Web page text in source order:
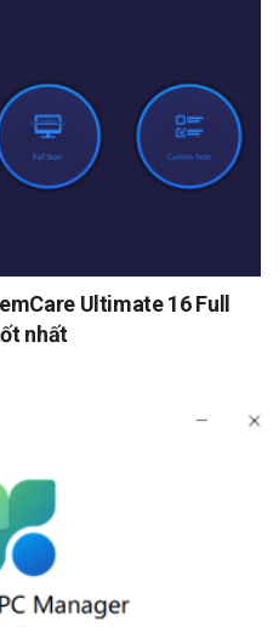
Ultimate 16 Full
nhất